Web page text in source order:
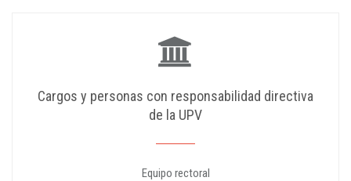
Cargos y personas con responsabilidad directiva
de la UPV
Equipo rectoral